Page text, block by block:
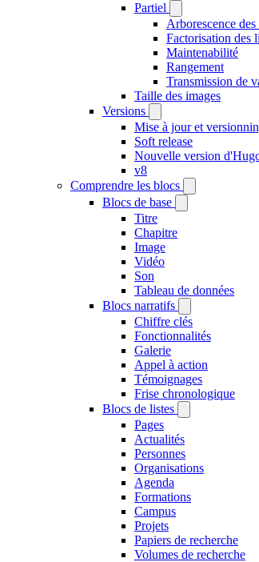
Partiel
Arborescence
Factorisation des
Maintenabilité
Rangement
Transmission de
Taille des images
Versions
Mise à jour et
Soft release
Nouvelle version
v8
Comprendre les blocs
Blocs de base
Titre
Chapitre
Image
Vidéo
Son
Tableau de données
Blocs narratifs
Chiffre clés
Fonctionnalités
Galerie
Appel à action
Témoignages
Frise chronologique
Blocs de listes
Pages
Actualités
Personnes
Organisations
Agenda
Formations
Campus
Projets
Papiers de recherche
Volumes de recherche